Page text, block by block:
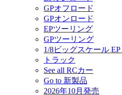
GPオフロード
GPオンロード
EPツーリング
GPツーリング
1/8ビッグスケール
トラック
See all RCカー
Go to 新製品
2026年10月発売